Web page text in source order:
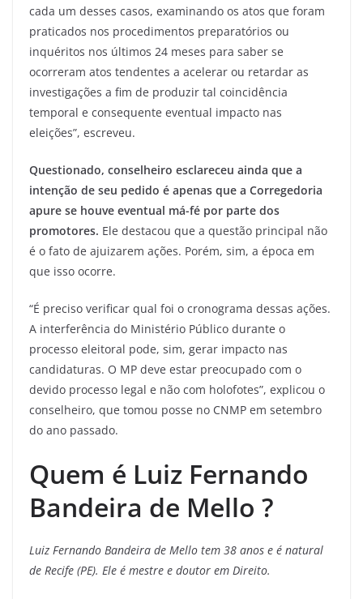
cada um desses casos, examinando os atos que foram
praticados nos procedimentos preparatórios ou
inquéritos nos últimos 24 meses para saber se
ocorreram atos tendentes a acelerar ou retardar as
investigações a fim de produzir tal coincidência
temporal e consequente eventual impacto nas
eleições”, escreveu.
Questionado, conselheiro esclareceu ainda que a
intenção de seu pedido é apenas que a Corregedoria
apure se houve eventual má-fé por parte dos
promotores. Ele destacou que a questão principal não
é o fato de ajuizarem ações. Porém, sim, a época em
que isso ocorre.
“É preciso verificar qual foi o cronograma dessas ações.
A interferência do Ministério Público durante o
processo eleitoral pode, sim, gerar impacto nas
candidaturas. O MP deve estar preocupado com o
devido processo legal e não com holofotes”, explicou o
conselheiro, que tomou posse no CNMP em setembro
do ano passado.
Quem é Luiz Fernando
Bandeira de Mello ?
Luiz Fernando Bandeira de Mello tem 38 anos e é natural
de Recife (PE). Ele é mestre e doutor em Direito.